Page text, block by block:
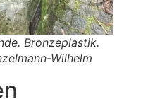
Bronzeplastik.
Wilhelm